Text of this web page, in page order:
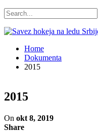
Home
Dokumenta
2015
2015
On okt 8, 2019
Share